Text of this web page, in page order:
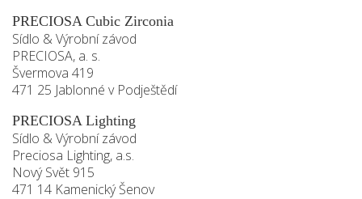
PRECIOSA Cubic Zirconia
Sídlo & Výrobní závod
PRECIOSA, a. s.
Švermova 419
471 25 Jablonné v Podještědí
PRECIOSA Lighting
Sídlo & Výrobní závod
Preciosa Lighting, a.s.
Nový Svět 915
471 14 Kamenický Šenov